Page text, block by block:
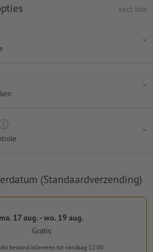
excl. btw
(Standaardverzending)
ma. 17 aug. - wo. 19 aug.
Gratis
bestand inleveren tot vandaag 12:00